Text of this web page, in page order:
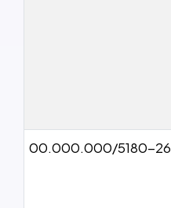
00.000.000/5180-26